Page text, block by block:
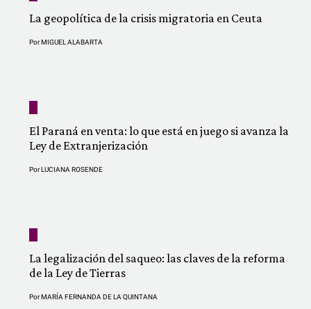
La geopolítica de la crisis migratoria en Ceuta
PorMIGUEL ALABARTA
El Paraná en venta: lo que está en juego si avanza la
Ley de Extranjerización
PorLUCIANA ROSENDE
La legalización del saqueo: las claves de la reforma
de la Ley de Tierras
PorMARÍA FERNANDA DE LA QUINTANA